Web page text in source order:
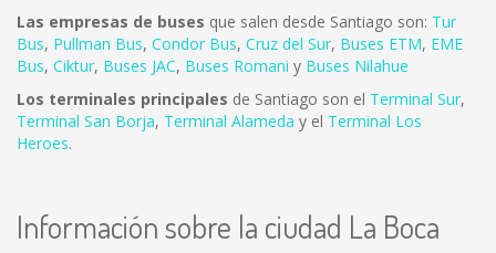
Las empresas de buses que salen desde Santiago son: Tur
Bus, Pullman Bus, Condor Bus, Cruz del Sur, Buses ETM, EME
Bus, Ciktur, Buses JAC, Buses Romani y Buses Nilahue
Los terminales principales de Santiago son el Terminal Sur,
Terminal San Borja, Terminal Alameda y el Terminal Los
Heroes.
Información sobre la ciudad La Boca